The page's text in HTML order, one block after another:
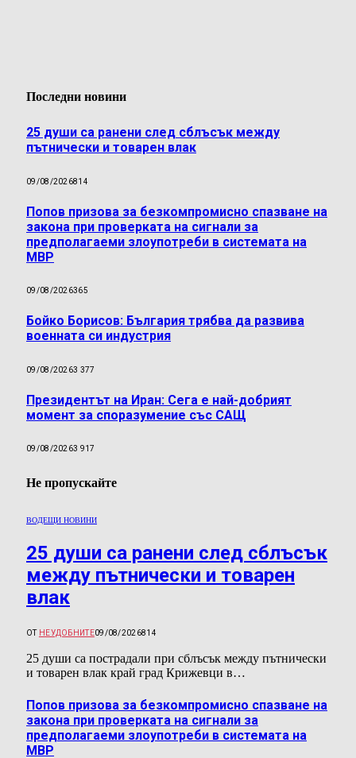
Последни новини
25 души са ранени след сблъсък между
пътнически и товарен влак
09/08/2026814
Попов призова за безкомпромисно спазване на
закона при проверката на сигнали за
предполагаеми злоупотреби в системата на
МВР
09/08/2026365
Бойко Борисов: България трябва да развива
военната си индустрия
09/08/20263 377
Президентът на Иран: Сега е най-добрият
момент за споразумение със САЩ
09/08/20263 917
Не пропускайте
ВОДЕЩИ НОВИНИ
25 души са ранени след сблъсък
между пътнически и товарен
влак
ОТ НЕУДОБНИТЕ09/08/2026814
25 души са пострадали при сблъсък между пътнически
и товарен влак край град Крижевци в…
Попов призова за безкомпромисно спазване на
закона при проверката на сигнали за
предполагаеми злоупотреби в системата на
МВР